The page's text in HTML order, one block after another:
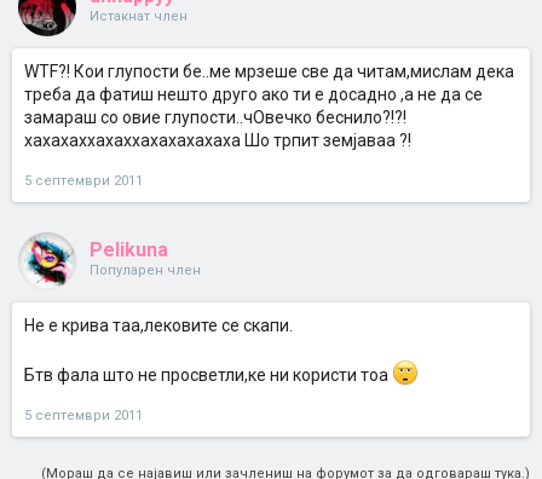
Истакнат член
WTF?! Кои глупости бе..ме мрзеше све да читам,мислам дека
треба да фатиш нешто друго ако ти е досадно ,а не да се
замараш со овие глупости..чOвечко беснило?!?!
хахахаххахаххахахахахаха Шо трпит земјаваа ?!
5 септември 2011
Pelikuna
Популарен член
Не е крива таа,лековите се скапи.
Бтв фала што не просветли,ке ни користи тоа
5 септември 2011
(Мораш да се најавиш или зачлениш на форумот за да одговараш тука.)